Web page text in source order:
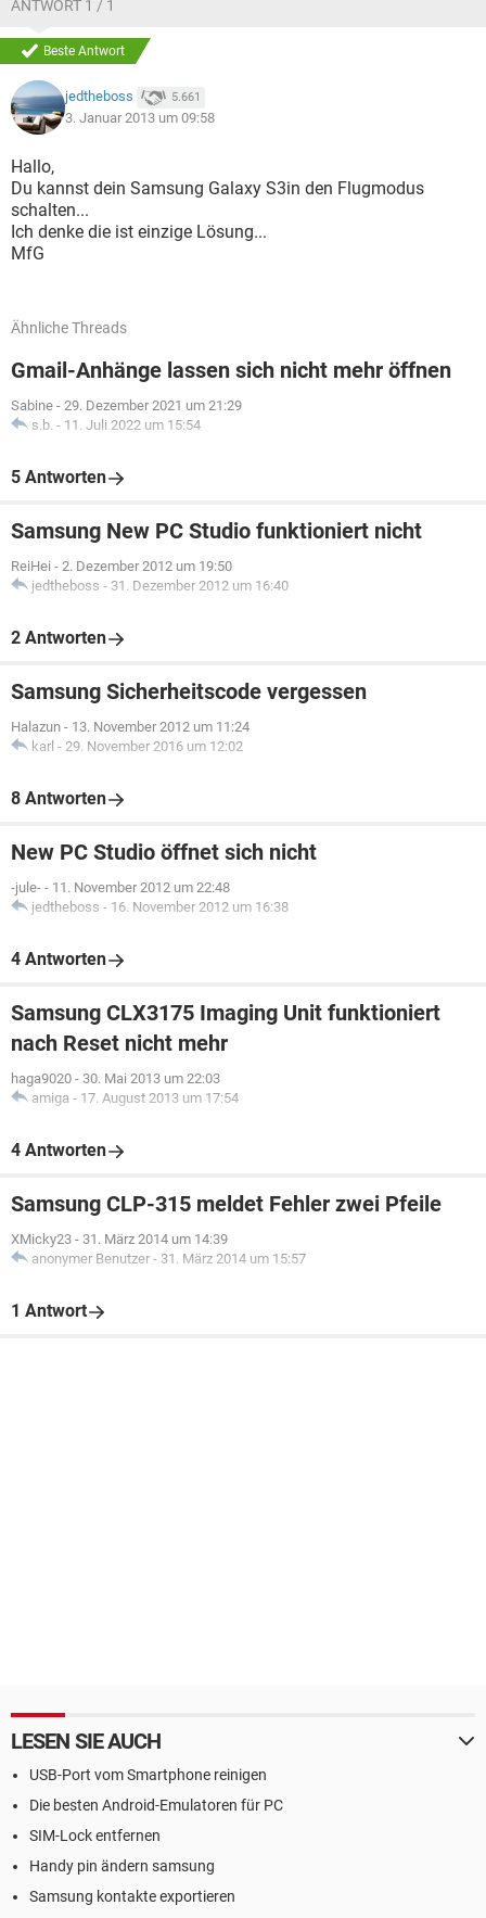
ANTWORT 1 / 1
Beste Antwort
jedtheboss 5.661
3. Januar 2013 um 09:58
Hallo,
Du kannst dein Samsung Galaxy S3in den Flugmodus
schalten...
Ich denke die ist einzige Lösung...
MfG
Ähnliche Threads
Gmail-Anhänge lassen sich nicht mehr öffnen
Sabine - 29. Dezember 2021 um 21:29
s.b. - 11. Juli 2022 um 15:54
5 Antworten
Samsung New PC Studio funktioniert nicht
ReiHei - 2. Dezember 2012 um 19:50
jedtheboss - 31. Dezember 2012 um 16:40
2 Antworten
Samsung Sicherheitscode vergessen
Halazun - 13. November 2012 um 11:24
karl - 29. November 2016 um 12:02
8 Antworten
New PC Studio öffnet sich nicht
-jule- - 11. November 2012 um 22:48
jedtheboss - 16. November 2012 um 16:38
4 Antworten
Samsung CLX3175 Imaging Unit funktioniert
nach Reset nicht mehr
haga9020 - 30. Mai 2013 um 22:03
amiga - 17. August 2013 um 17:54
4 Antworten
Samsung CLP-315 meldet Fehler zwei Pfeile
XMicky23 - 31. März 2014 um 14:39
anonymer Benutzer - 31. März 2014 um 15:57
1 Antwort
LESEN SIE AUCH
USB-Port vom Smartphone reinigen
Die besten Android-Emulatoren für PC
SIM-Lock entfernen
Handy pin ändern samsung
Samsung kontakte exportieren